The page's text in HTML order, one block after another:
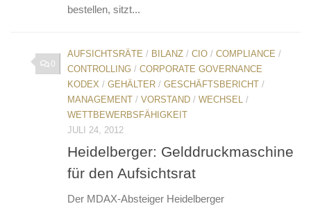
bestellen, sitzt...
0
AUFSICHTSRÄTE / BILANZ / CIO / COMPLIANCE /
CONTROLLING / CORPORATE GOVERNANCE
KODEX / GEHÄLTER / GESCHÄFTSBERICHT /
MANAGEMENT / VORSTAND / WECHSEL /
WETTBEWERBSFÄHIGKEIT
JULI 24, 2012
Heidelberger: Gelddruckmaschine
für den Aufsichtsrat
Der MDAX-Absteiger Heidelberger